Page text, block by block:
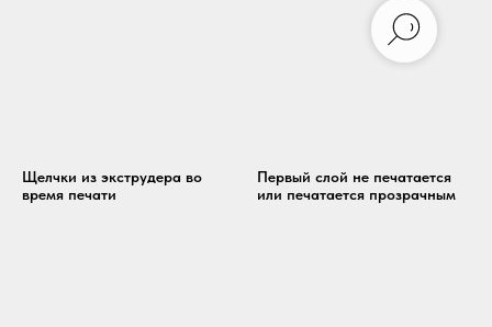
Щелчки из экструдера во
время печати
Первый слой не печатается
или печатается прозрачным